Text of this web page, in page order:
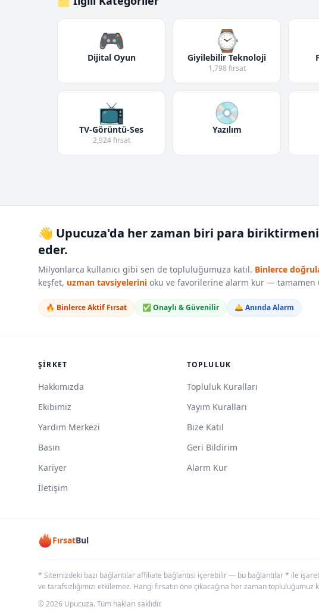
🎮
Dijital Oyun
⌚
Giyilebilir Teknoloji
1,798 fırsat
📺
TV-Görüntü-Ses
2,924 fırsat
💿
Yazılım
👋 Upucuza'da her zaman biri para
eder.
Milyonlarca kullanıcı gibi sen de topluluğumuza katıl. Binlerce
keşfet, uzman tavsiyelerini oku ve favorilerine alarm kur — tamamen
🔥 Binlerce Aktif Fırsat ✅ Onaylı & Güvenilir 🛎️ Anında Alarm
ŞIRKET
Hakkımızda
Ekibimiz
Yardım Merkezi
Basın
Kariyer
İletişim
TOPLULUK
Topluluk Kuralları
Yayım Kuralları
Bize Katıl
Geri Bildirim
Alarm Kur
FırsatBul
* Sitemizdeki bazı bağlantılar affiliate bağlantısı içerebilir — bu bağlantılar * ile
ve tarafsızlığımızı etkilemez. Hangi fırsatın öne çıkacağına her zaman topluluğumuz
© 2026 Upucuza. Tüm hakları saklıdır.